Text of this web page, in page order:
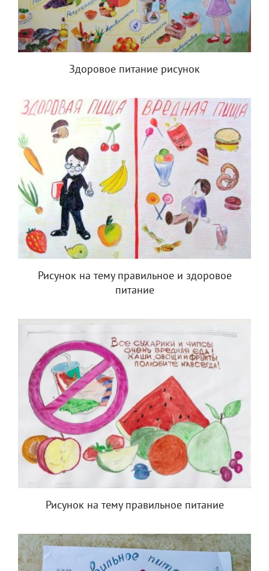
Здоровое питание рисунок
Рисунок на тему правильное и здоровое
питание
Рисунок на тему правильное питание